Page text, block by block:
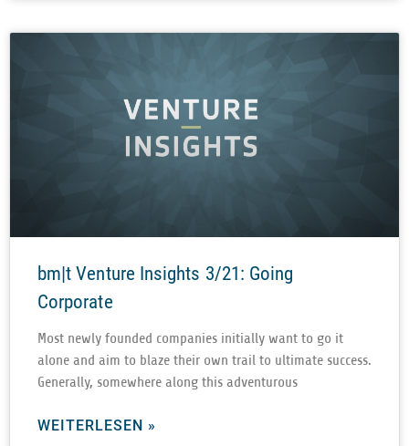
bm|t Venture Insights 3/21: Going
Corporate
Most newly foun­ded com­pa­nies initi­ally want to go it
alone and aim to blaze their own trail to ulti­mate suc­cess.
Gene­rally, some­where along this adventurous
WEITERLESEN »